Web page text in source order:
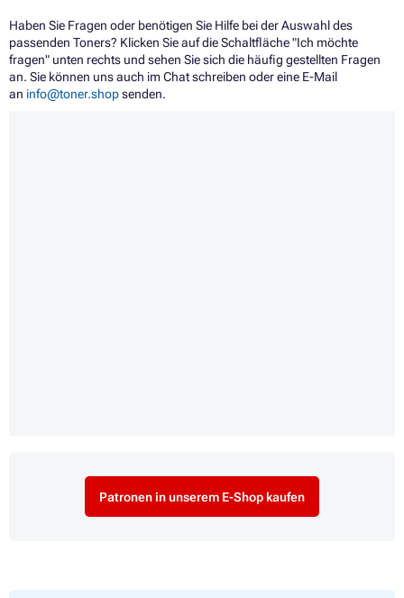
Haben Sie Fragen oder benötigen Sie Hilfe bei der Auswahl des
passenden Toners? Klicken Sie auf die Schaltfläche "Ich möchte
fragen" unten rechts und sehen Sie sich die häufig gestellten Fragen
an. Sie können uns auch im Chat schreiben oder eine E-Mail
an info@toner.shopsenden.
Patronen in unserem E-Shop kaufen